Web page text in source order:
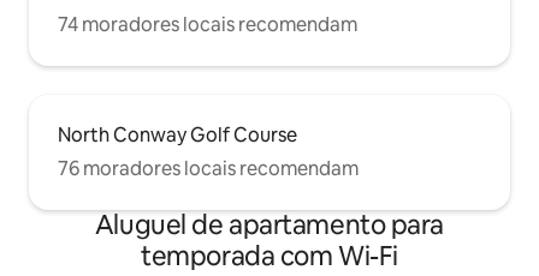
74 moradores locais recomendam
North Conway Golf Course
76 moradores locais recomendam
Aluguel de apartamento para
temporada com Wi-Fi